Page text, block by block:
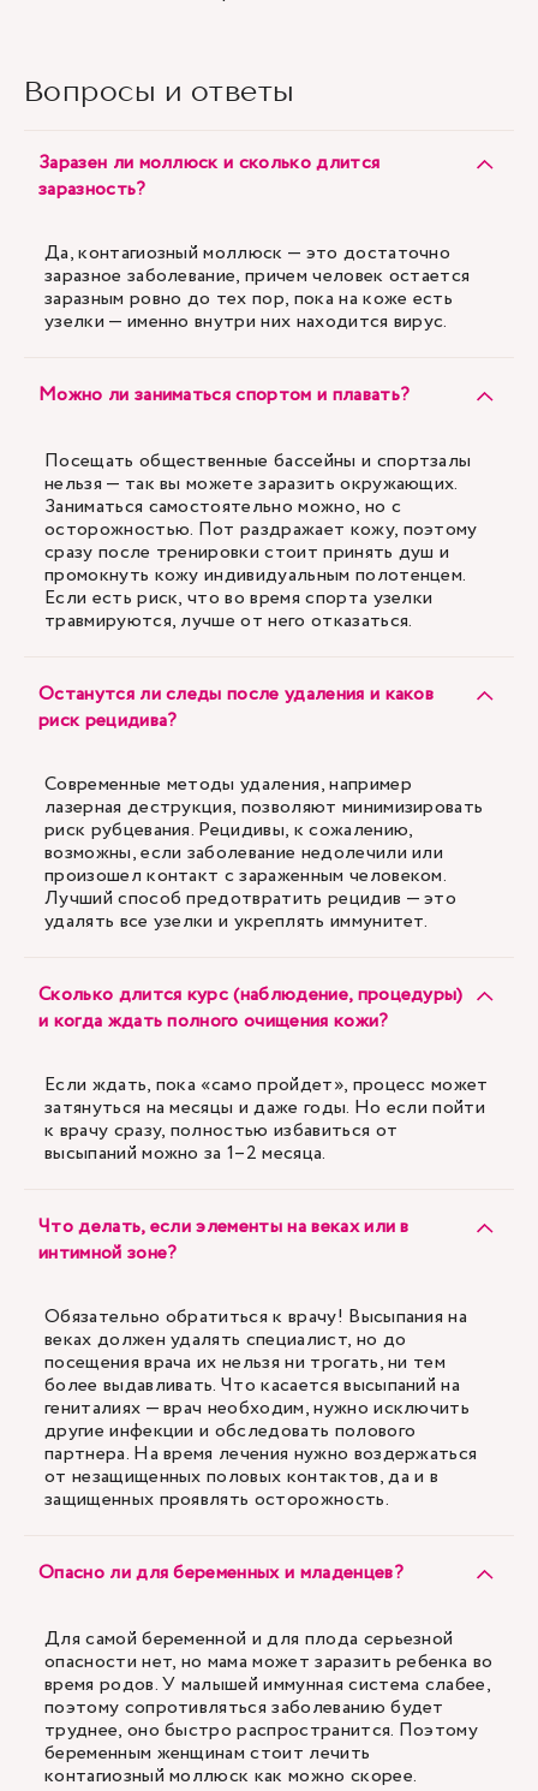
Вопросы и ответы
Заразен ли моллюск и сколько длится
заразность?
Да, контагиозный моллюск — это достаточно
заразное заболевание, причем человек остается
заразным ровно до тех пор, пока на коже есть
узелки — именно внутри них находится вирус.
Можно ли заниматься спортом и плавать?
Посещать общественные бассейны и спортзалы
нельзя — так вы можете заразить окружающих.
Заниматься самостоятельно можно, но с
осторожностью. Пот раздражает кожу, поэтому
сразу после тренировки стоит принять душ и
промокнуть кожу индивидуальным полотенцем.
Если есть риск, что во время спорта узелки
травмируются, лучше от него отказаться.
Останутся ли следы после удаления и каков
риск рецидива?
Современные методы удаления, например
лазерная деструкция, позволяют минимизировать
риск рубцевания. Рецидивы, к сожалению,
возможны, если заболевание недолечили или
произошел контакт с зараженным человеком.
Лучший способ предотвратить рецидив — это
удалять все узелки и укреплять иммунитет.
Сколько длится курс (наблюдение, процедуры)
и когда ждать полного очищения кожи?
Если ждать, пока «само пройдет», процесс может
затянуться на месяцы и даже годы. Но если пойти
к врачу сразу, полностью избавиться от
высыпаний можно за 1–2 месяца.
Что делать, если элементы на веках или в
интимной зоне?
Обязательно обратиться к врачу! Высыпания на
веках должен удалять специалист, но до
посещения врача их нельзя ни трогать, ни тем
более выдавливать. Что касается высыпаний на
гениталиях — врач необходим, нужно исключить
другие инфекции и обследовать полового
партнера. На время лечения нужно воздержаться
от незащищенных половых контактов, да и в
защищенных проявлять осторожность.
Опасно ли для беременных и младенцев?
Для самой беременной и для плода серьезной
опасности нет, но мама может заразить ребенка во
время родов. У малышей иммунная система слабее,
поэтому сопротивляться заболеванию будет
труднее, оно быстро распространится. Поэтому
беременным женщинам стоит лечить
контагиозный моллюск как можно скорее.